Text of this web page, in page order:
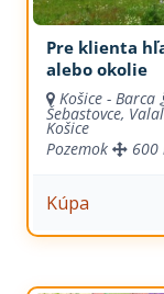
Pre klienta
alebo okolie
Košice - Barca
Šebastovce,
Košice
Pozemok
600
Kúpa